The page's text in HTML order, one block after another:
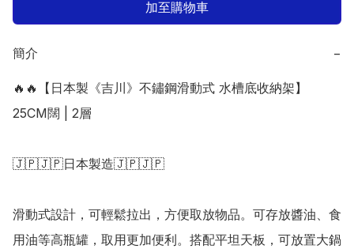
加至購物車
簡介 −
🔥🔥【日本製《吉川》不鏽鋼滑動式 水槽底收納架】
25CM闊 | 2層
🇯🇵🇯🇵日本製造🇯🇵🇯🇵
滑動式設計，可輕鬆拉出，方便取放物品。可存放醬油、食
用油等高瓶罐，取用更加便利。搭配平坦天板，可放置大鍋